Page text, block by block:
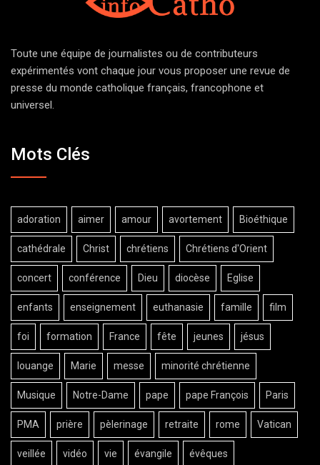
Toute une équipe de journalistes ou de contributeurs
expérimentés vont chaque jour vous proposer une revue de
presse du monde catholique français, francophone et
universel.
Mots Clés
adoration aimer amour avortement Bioéthique
cathédrale Christ chrétiens Chrétiens d'Orient
concert conférence Dieu diocèse Eglise
enfants enseignement euthanasie famille film
foi formation France fête jeunes jésus
louange Marie messe minorité chrétienne
Musique Notre-Dame pape pape François Paris
PMA prière pèlerinage retraite rome Vatican
veillée vidéo vie évangile évêques